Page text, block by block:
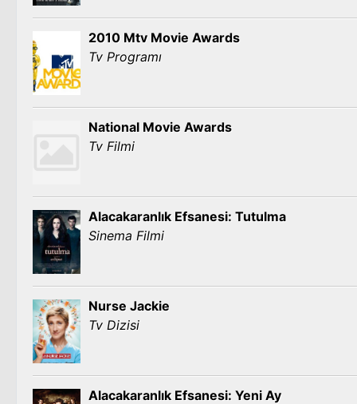
2010 Mtv Movie Awards
Tv Programı
National Movie Awards
Tv Filmi
Alacakaranlık Efsanesi: Tutulma
Sinema Filmi
Nurse Jackie
Tv Dizisi
Alacakaranlık Efsanesi: Yeni Ay